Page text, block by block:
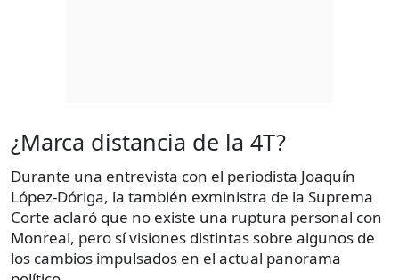
¿Marca distancia de la 4T?
Durante una entrevista con el periodista Joaquín
López-Dóriga, la también exministra de la Suprema
Corte aclaró que no existe una ruptura personal con
Monreal, pero sí visiones distintas sobre algunos de
los cambios impulsados en el actual panorama